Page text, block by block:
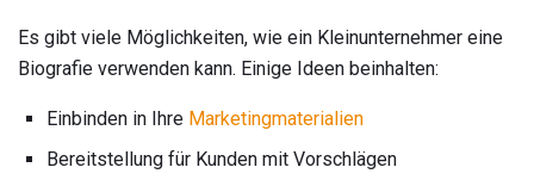
Es gibt viele Möglichkeiten, wie ein Kleinunternehmer eine
Biografie verwenden kann. Einige Ideen beinhalten:
Einbinden in Ihre Marketingmaterialien
Bereitstellung für Kunden mit Vorschlägen